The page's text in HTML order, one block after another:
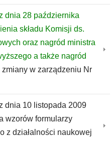
dnia 28 października
składu Komisji ds.
oraz nagród ministra
a także nagród
zmiany w zarządzeniu Nr
dnia 10 listopada 2009
wzorów formularzy
z działalności naukowej